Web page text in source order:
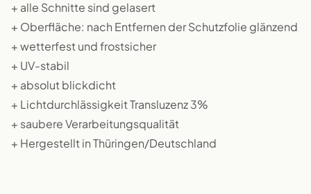
+ alle Schnitte sind gelasert
+ Oberfläche: nach Entfernen der Schutzfolie glänzend
+ wetterfest und frostsicher
+ UV-stabil
+ absolut blickdicht
+ Lichtdurchlässigkeit Transluzenz 3%
+ saubere Verarbeitungsqualität
+ Hergestellt in Thüringen/Deutschland